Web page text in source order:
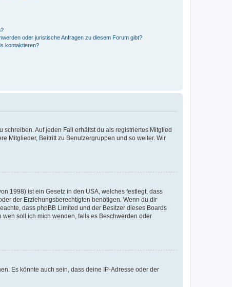
oder juristische Anfragen zu diesem Forum gibt?
kontaktieren?
Auf jeden Fall erhältst du als registriertes Mitglied
Mitglieder, Beitritt zu Benutzergruppen und so weiter. Wir
1998) ist ein Gesetz in den USA, welches festlegt, dass
der Erziehungsberechtigten benötigen. Wenn du dir
dass phpBB Limited und der Besitzer dieses Boards
soll ich mich wenden, falls es Beschwerden oder
Es könnte auch sein, dass deine IP-Adresse oder der